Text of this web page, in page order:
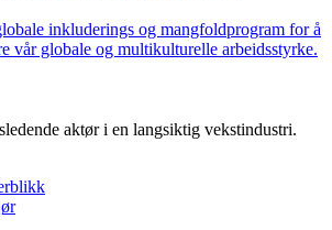
inkluderings og mangfoldprogram for å
vår globale og multikulturelle arbeidsstyrke.
aktør i en langsiktig vekstindustri.